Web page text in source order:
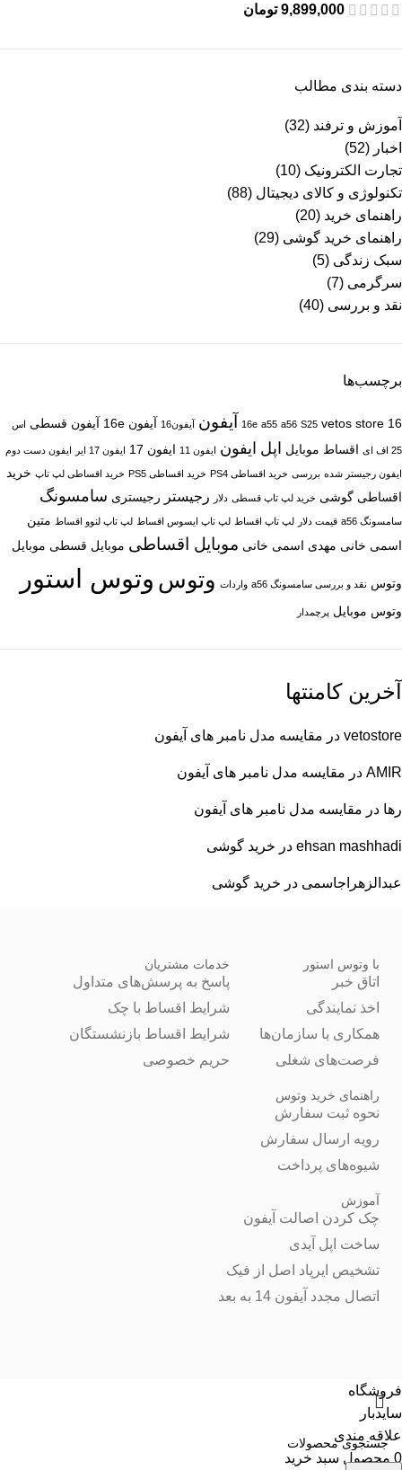
9,899,000 تومان
دسته بندی مطالب
آموزش و ترفند (32)
اخبار (52)
تجارت الکترونیک (10)
تکنولوژی و کالای دیجیتال (88)
راهنمای خرید (20)
راهنمای خرید گوشی (29)
سبک زندگی (5)
سرگرمی (7)
نقد و بررسی (40)
برچسب‌ها
16
16e a55 a56 S25 vetos store آیفون آیفون16 آیفون 16e آیفون قسطی اس
25 اف ای اقساط موبایل اپل ایفون ایفون 11 ایفون 17 ایفون 17 ایر ایفون دست دوم
ایفون رجیستر شده بررسی خرید اقساطی PS4 خرید اقساطی PS5 خرید اقساطی لپ تاپ خرید
اقساطی گوشی خرید لپ تاپ قسطی دلار رجیستر رجیستری سامسونگ
سامسونگ a56 قیمت دلار لپ تاپ اقساط لپ تاپ ایسوس اقساط لپ تاپ لنوو اقساط متین
اسمی خانی مهدی اسمی خانی موبایل اقساطی موبایل قسطی موبایل
وتوس نقد و بررسی سامسونگ a56 واردات وتوس وتوس استور
وتوس موبایل پرچمدار
آخرین کامنتها
vetostore در مقایسه مدل نامبر های آیفون
AMIR در مقایسه مدل نامبر های آیفون
رها در مقایسه مدل نامبر های آیفون
ehsan mashhadi در خرید گوشی
عبدالزهراجاسمی در خرید گوشی
با وتوس استور
اتاق خبر
اخذ نمایندگی
همکاری با سازمان‌ها
فرصت‌های شغلی
خدمات مشتریان
پاسخ به پرسش‌های متداول
شرایط اقساط با چک
شرایط اقساط بازنشستگان
حریم خصوصی
راهنمای خرید وتوس
نحوه ثبت سفارش
رویه ارسال سفارش
شیوه‌های پرداخت
آموزش
چک کردن اصالت آیفون
ساخت اپل آیدی
تشخیص ایرپاد اصل از فیک
اتصال مجدد آیفون 14 به بعد
فروشگاه
سایدبار
علاقه مندی
0 محصول سبد خرید